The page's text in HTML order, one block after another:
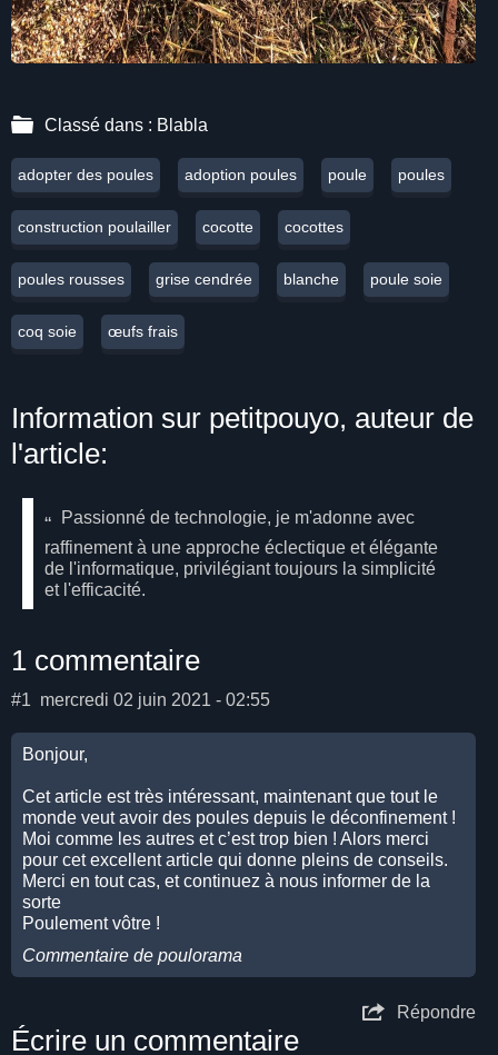
Classé dans : Blabla
adopter des poules adoption poules poule poules
construction poulailler cocotte cocottes
poules rousses grise cendrée blanche poule soie
coq soie œufs frais
Information sur petitpouyo, auteur de
l'article:
Passionné de technologie, je m'adonne avec
raffinement à une approche éclectique et élégante
de l'informatique, privilégiant toujours la simplicité
et l'efficacité.
1 commentaire
#1 mercredi 02 juin 2021 - 02:55
Bonjour,
Cet article est très intéressant, maintenant que tout le
monde veut avoir des poules depuis le déconfinement !
Moi comme les autres et c’est trop bien ! Alors merci
pour cet excellent article qui donne pleins de conseils.
Merci en tout cas, et continuez à nous informer de la
sorte
Poulement vôtre !
Commentaire de poulorama
Répondre
Écrire un commentaire